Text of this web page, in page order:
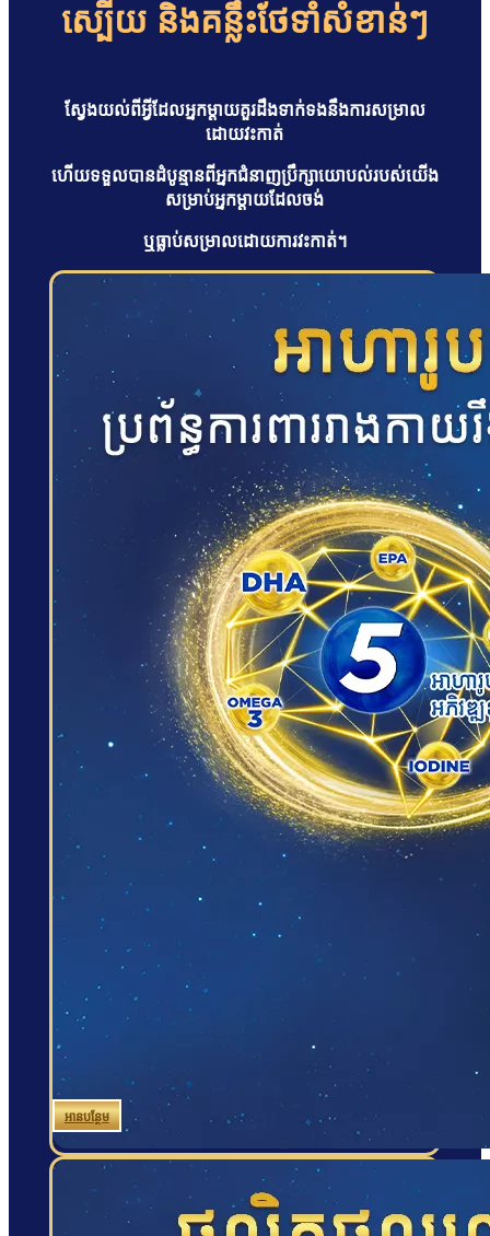
ស្បើយ និងគន្លឹះថែទាំសំខាន់ៗ
ស្វែងយល់ពីអ្វីដែលអ្នកម្តាយគួរដឹងទាក់ទងនឹងការសម្រាល
ដោយវះកាត់
ហើយទទួលបានដំបូន្មានពីអ្នកជំនាញប្រឹក្សាយោបល់របស់យើង
សម្រាប់អ្នកម្តាយដែលចង់
ឬធ្លាប់សម្រាលដោយការវះកាត់។
អានបន្ថែម